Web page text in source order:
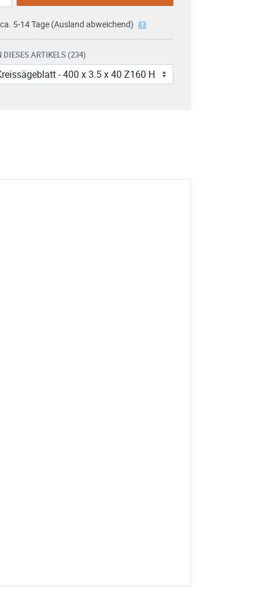
5-14 Tage (Ausland abweichend)
DIESES ARTIKELS (234)